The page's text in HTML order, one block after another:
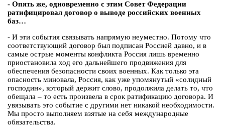
- Опять же, одновременно с этим Совет Федерации
ратифицировал договор о выводе российских военных
баз…
- И эти события связывать напрямую неуместно. Потому что
соответствующий договор был подписан Россией давно, и в
самые острые моменты конфликта Россия лишь временно
приостановила ход его дальнейшего продвижения для
обеспечения безопасности своих военных. Как только эта
опасность миновала, Россия, как уже упомянутый «солидный
господин», который держит слово, продолжила делать то, что
обещала – то есть произвела в срок ратификацию договора. И
увязывать это событие с другими нет никакой необходимости.
Мы просто выполняем взятые на себя международные
обязательства.